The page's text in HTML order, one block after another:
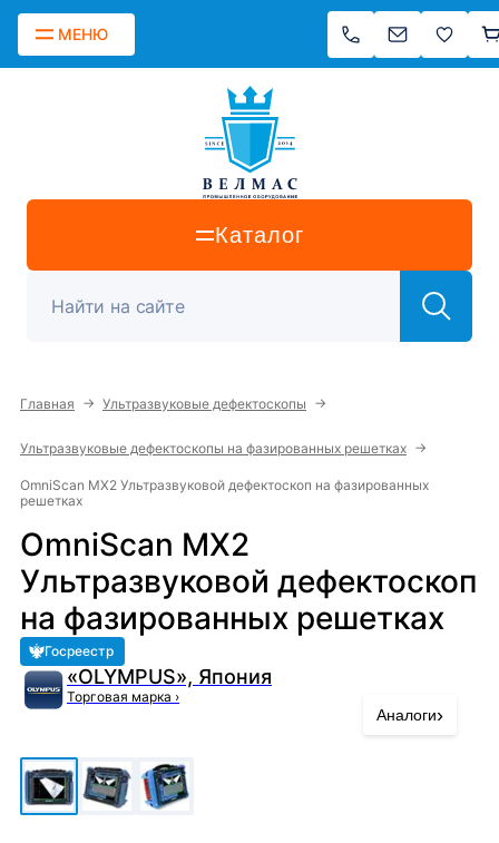
МЕНЮ
Каталог
Главная → Ультразвуковые дефектоскопы →
Ультразвуковые дефектоскопы на фазированных решетках →
OmniScan MX2 Ультразвуковой дефектоскоп на фазированных
решетках
OmniScan MX2
Ультразвуковой дефектоскоп
на фазированных решетках
Госреестр
«OLYMPUS», Япония
Торговая марка ›
Аналоги›